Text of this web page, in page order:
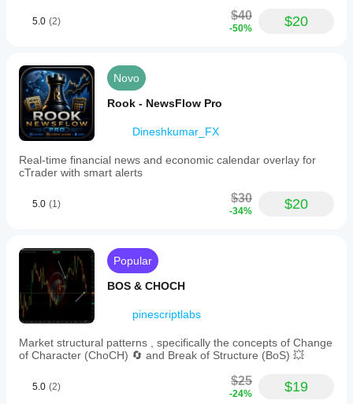
5.0 (2) $40
-50% $20
Novo
Rook - NewsFlow Pro
Dineshkumar_FX
Real-time financial news and economic calendar overlay for
cTrader with smart alerts
5.0 (1) $30
-34% $20
Popular
BOS & CHOCH
pinescriptlabs
Market structural patterns , specifically the concepts of Change
of Character (ChoCH) 🔄 and Break of Structure (BoS) 💥
5.0 (2) $25
-24% $19